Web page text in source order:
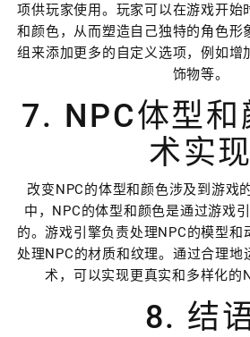
项供玩家使用。玩家可以在游戏开始
和颜色，从而塑造自己独特的角色形
组来添加更多的自定义选项，例如增
饰物等。
7. NPC体型和
术实现
改变NPC的体型和颜色涉及到游戏
中，NPC的体型和颜色是通过游戏
的。游戏引擎负责处理NPC的模型和
处理NPC的材质和纹理。通过合理地
术，可以实现更真实和多样化的
8. 结